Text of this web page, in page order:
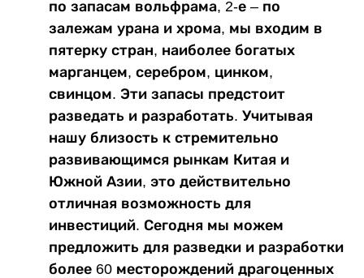
по запасам вольфрама, 2-е – по
залежам урана и хрома, мы входим в
пятерку стран, наиболее богатых
марганцем, серебром, цинком,
свинцом. Эти запасы предстоит
разведать и разработать. Учитывая
нашу близость к стремительно
развивающимся рынкам Китая и
Южной Азии, это действительно
отличная возможность для
инвестиций. Сегодня мы можем
предложить для разведки и разработки
более 60 месторождений драгоценных